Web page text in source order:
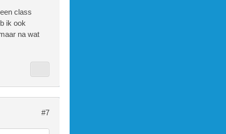
class
ik ook
na wat
#7